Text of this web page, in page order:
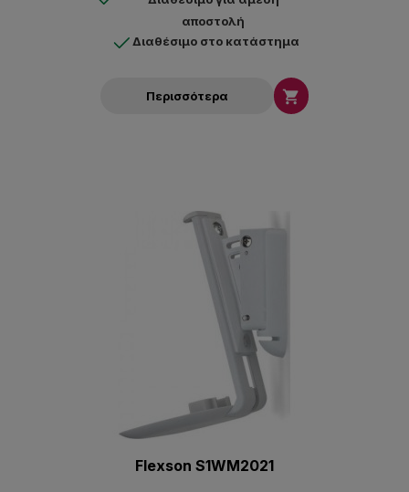
αποστολή
Διαθέσιμο στο κατάστημα
Περισσότερα 
Flexson S1WM2021